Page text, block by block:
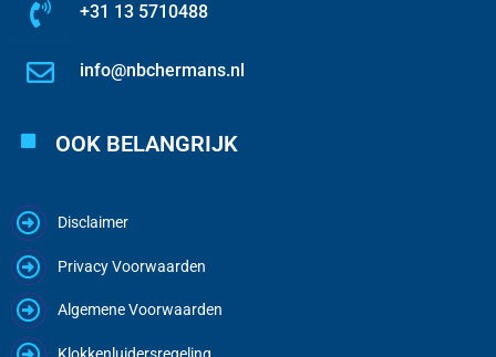
+31 13 5710488
info@nbchermans.nl
OOK BELANGRIJK
Disclaimer
Privacy Voorwaarden
Algemene Voorwaarden
Klokkenluidersregeling